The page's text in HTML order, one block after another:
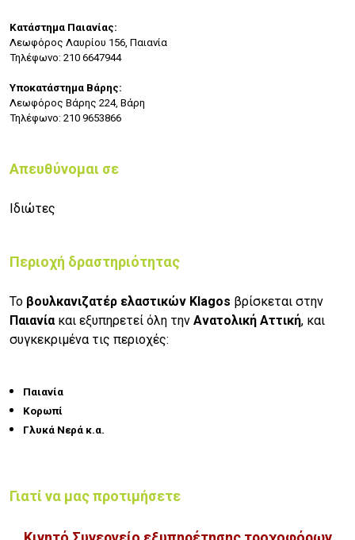
Κατάστημα Παιανίας:
Λεωφόρος Λαυρίου 156, Παιανία
Τηλέφωνο: 210 6647944
Υποκατάστημα Βάρης:
Λεωφόρος Βάρης 224, Βάρη
Τηλέφωνο: 210 9653866
Απευθύνομαι σε
Ιδιώτες
Περιοχή δραστηριότητας
Το βουλκανιζατέρ ελαστικών Klagos βρίσκεται στην
Παιανία και εξυπηρετεί όλη την Ανατολική Αττική, και
συγκεκριμένα τις περιοχές:
Παιανία
Κορωπί
Γλυκά Νερά κ.α.
Γιατί να μας προτιμήσετε